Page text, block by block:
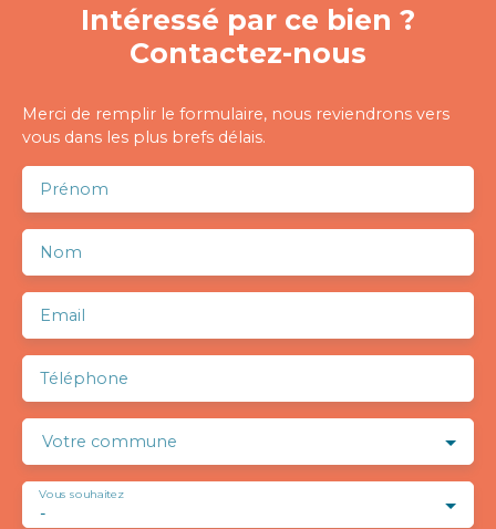
Intéressé par ce bien ?
Contactez-nous
Merci de remplir le formulaire, nous reviendrons vers
vous dans les plus brefs délais.
Prénom
Nom
Email
Téléphone
Votre commune
-
Vous souhaitez